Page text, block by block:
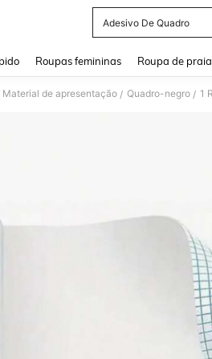
Adesivo De Quadro
Roupas femininas Roupa de praia
Material de apresentação / Quadro-negro /